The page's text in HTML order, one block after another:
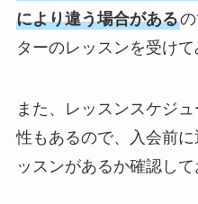
により違う場合がある
ターのレッスンを受けて
また、レッスンスケジ
性もあるので、入会前
ッスンがあるか確認して